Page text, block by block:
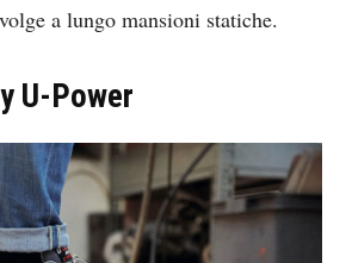
a lungo mansioni statiche.
U-Power